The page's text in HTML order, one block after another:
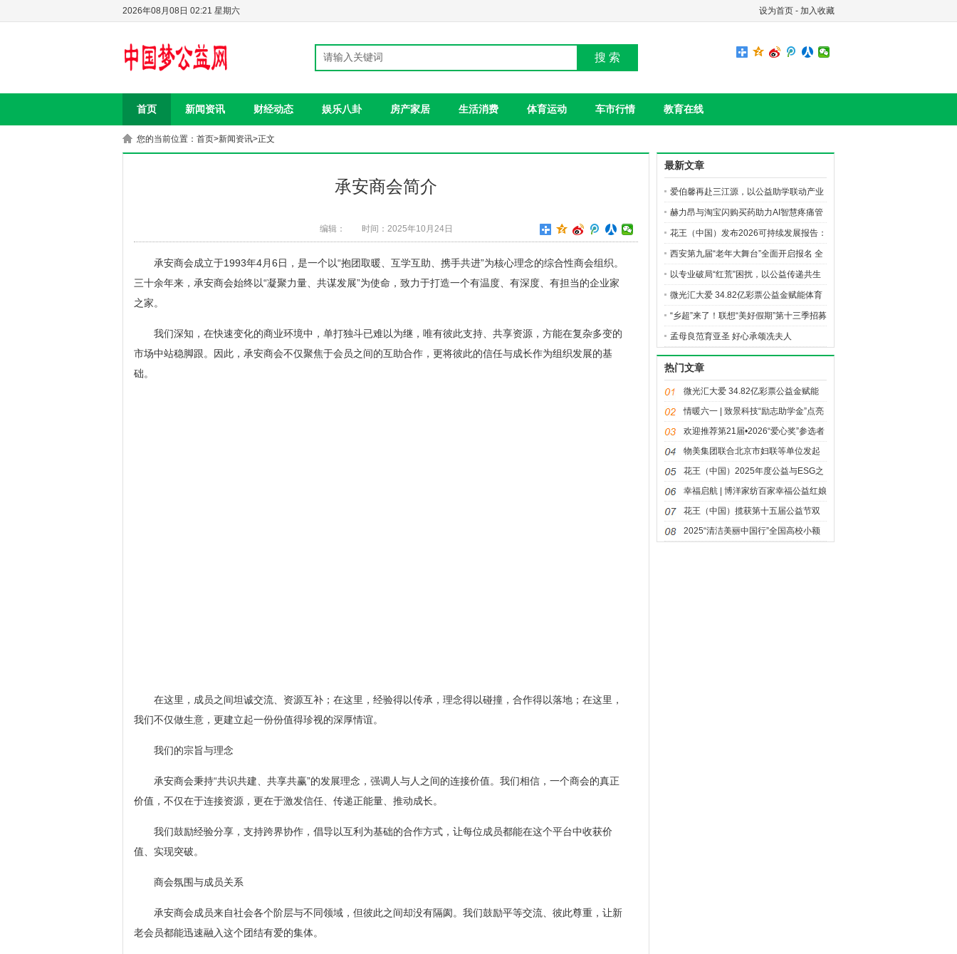
设为首页 - 加入收藏
2026年08月08日 02:21 星期六
搜 索
首页 新闻资讯 财经动态 娱乐八卦 房产家居 生活消费 体育运动 车市行情 教育在线
您的当前位置： 首页>新闻资讯>正文
承安商会简介
编辑： 时间：2025年10月24日
承安商会成立于1993年4月6日，是一个以“抱团取暖、互学互助、携手共进”为核心理念的综合性商会组织。
三十余年来，承安商会始终以“凝聚力量、共谋发展”为使命，致力于打造一个有温度、有深度、有担当的企业家
之家。
我们深知，在快速变化的商业环境中，单打独斗已难以为继，唯有彼此支持、共享资源，方能在复杂多变的
市场中站稳脚跟。因此，承安商会不仅聚焦于会员之间的互助合作，更将彼此的信任与成长作为组织发展的基
础。
在这里，成员之间坦诚交流、资源互补；在这里，经验得以传承，理念得以碰撞，合作得以落地；在这里，
我们不仅做生意，更建立起一份份值得珍视的深厚情谊。
我们的宗旨与理念
承安商会秉持“共识共建、共享共赢”的发展理念，强调人与人之间的连接价值。我们相信，一个商会的真正
价值，不仅在于连接资源，更在于激发信任、传递正能量、推动成长。
我们鼓励经验分享，支持跨界协作，倡导以互利为基础的合作方式，让每位成员都能在这个平台中收获价
值、实现突破。
商会氛围与成员关系
承安商会成员来自社会各个阶层与不同领域，但彼此之间却没有隔阂。我们鼓励平等交流、彼此尊重，让新
老会员都能迅速融入这个团结有爱的集体。
最新文章
爱伯馨再赴三江源，以公益助学联动产业
创新构筑长效ESG
赫力昂与淘宝闪购买药助力AI智慧疼痛管
理生态建设，共筑无痛中国美好愿景
花王（中国）发布2026可持续发展报告：
绿色产品、价值共创与公益深耕并行
西安第九届“老年大舞台”全面开启报名 全
城银发达人齐聚逐梦
以专业破局“红荒”困扰，以公益传递共生
之美 花王珂润“珂学守护计划”落地榆林，
油敏肌修护新品亮相
微光汇大爱 34.82亿彩票公益金赋能体育
强国建设
“乡超”来了！联想“美好假期”第十三季招募
进行中
孟母良范育亚圣 好心承颂冼夫人
热门文章
微光汇大爱 34.82亿彩票公益金赋能
体育强国建设
情暖六一 | 致景科技“励志助学金”点亮
童年微光
欢迎推荐第21届•2026“爱心奖”参选者
物美集团联合北京市妇联等单位发起
三八妇女节公益活动“多点情绪自由日”
花王（中国）2025年度公益与ESG之
路：荣光与温度同行
幸福启航 | 博洋家纺百家幸福公益红娘
站项目正式启动
花王（中国）揽获第十五届公益节双
奖 “同美共生”落地回响
2025“清洁美丽中国行”全国高校小额